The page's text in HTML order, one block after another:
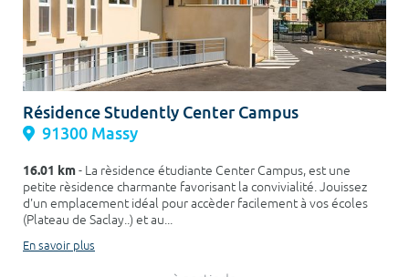
Résidence Studently Center Campus
91300 Massy
16.01 km- La rèsidence étudiante Center Campus, est une
petite rèsidence charmante favorisant la convivialité. Jouissez
d'un emplacement idéal pour accèder facilement à vos écoles
(Plateau de Saclay..) et au...
En savoir plus